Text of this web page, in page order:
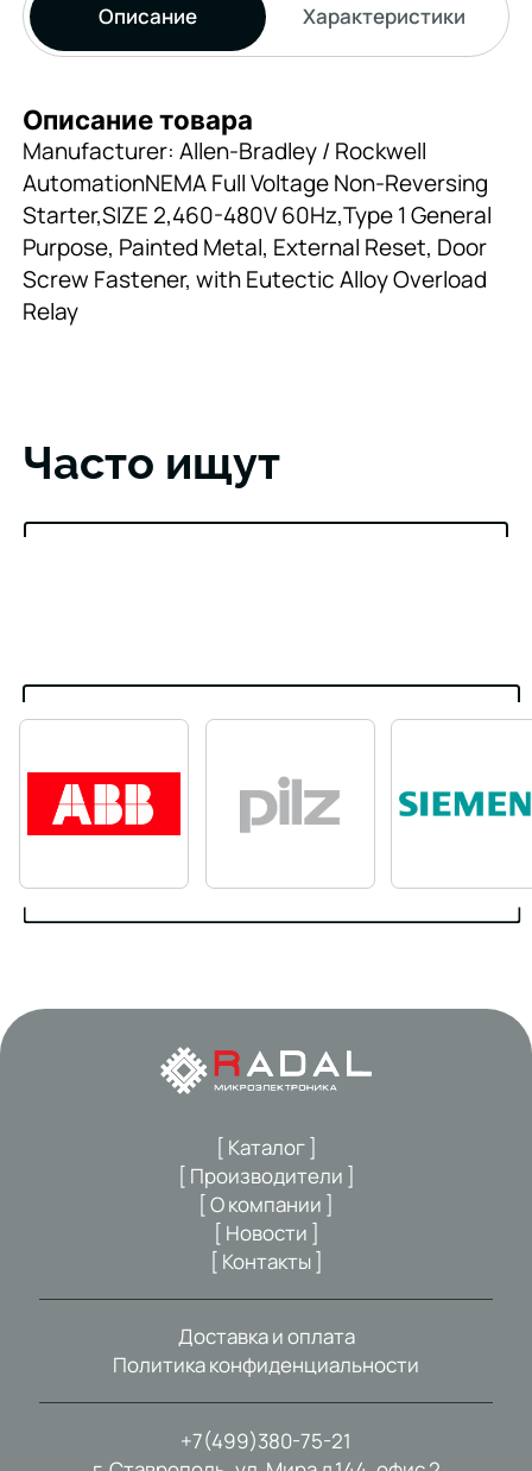
Описание Характеристики
Описание товара
Manufacturer: Allen-Bradley / Rockwell
AutomationNEMA Full Voltage Non-Reversing
Starter,SIZE 2,460-480V 60Hz,Type 1 General
Purpose, Painted Metal, External Reset, Door
Screw Fastener, with Eutectic Alloy Overload
Relay
Часто ищут
+7(499)380-75-21
[ Каталог ]
[ Производители ]
[ О компании ]
[ Новости ]
[ Контакты ]
Доставка и оплата
Политика конфиденциальности